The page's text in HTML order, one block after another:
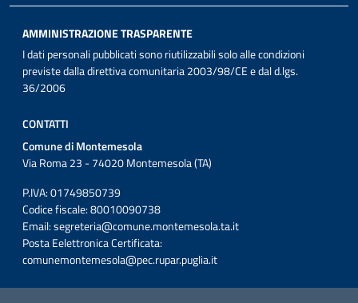
AMMINISTRAZIONE TRASPARENTE
I dati personali pubblicati sono riutilizzabili solo alle condizioni
previste dalla direttiva comunitaria 2003/98/CE e dal d.lgs.
36/2006
CONTATTI
Comune di Montemesola
Via Roma 23 - 74020 Montemesola (TA)
P.IVA: 01749850739
Codice fiscale: 80010090738
Email:segreteria@comune.montemesola.ta.it
Posta Eelettronica Certificata:
comunemontemesola@pec.rupar.puglia.it